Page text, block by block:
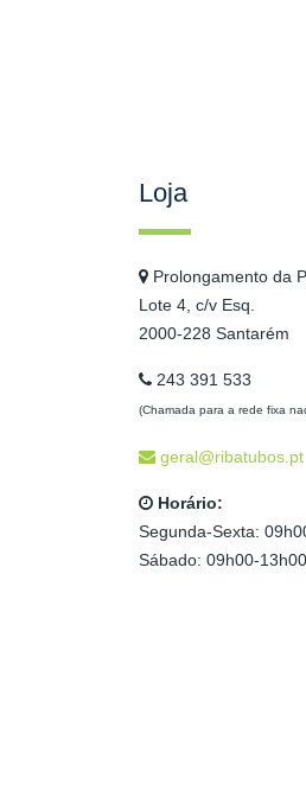
Loja
Prolongamento da
Lote 4, c/v Esq.
2000-228 Santarém
243 391 533
(Chamada para a rede fixa
geral@ribatubos.pt
Horário:
Segunda-Sexta:
Sábado: 09h00-13h00